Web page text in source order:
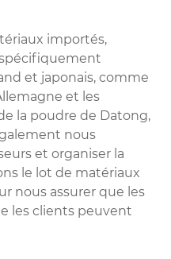
importés,
et japonais, comme
et les
la poudre de Datong,
nous
et organiser la
le lot de matériaux
nous assurer que les
les clients peuvent